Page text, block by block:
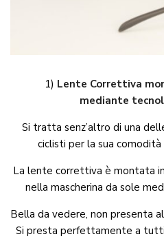
1) Lente Correttiva
mediante
Si tratta senz’altro di una
ciclisti per la sua
La lente correttiva è montata
nella mascherina da sole
Bella da vedere, non presenta
Si presta perfettamente a tutti